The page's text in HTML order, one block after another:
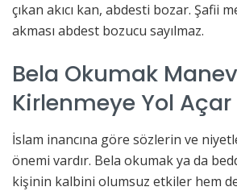
çıkan akıcı kan, abdesti bozar. Şafii
akması abdest bozucu sayılmaz.
Bela Okumak
Kirlenmeye Yol Açar
İslam inancına göre sözlerin ve
önemi vardır. Bela okumak ya da
kişinin kalbini olumsuz etkiler hem